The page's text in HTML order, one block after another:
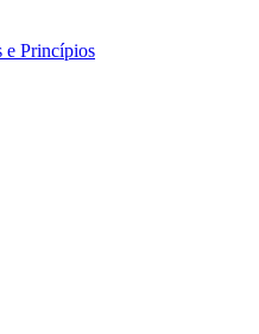
e Princípios